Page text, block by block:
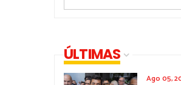
ÚLTIMAS
Ago 05,